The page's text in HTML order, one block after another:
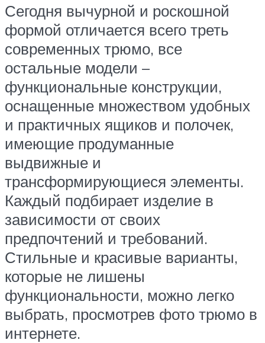
Сегодня вычурной и роскошной
формой отличается всего треть
современных трюмо, все
остальные модели –
функциональные конструкции,
оснащенные множеством удобных
и практичных ящиков и полочек,
имеющие продуманные
выдвижные и
трансформирующиеся элементы.
Каждый подбирает изделие в
зависимости от своих
предпочтений и требований.
Стильные и красивые варианты,
которые не лишены
функциональности, можно легко
выбрать, просмотрев фото трюмо в
интернете.